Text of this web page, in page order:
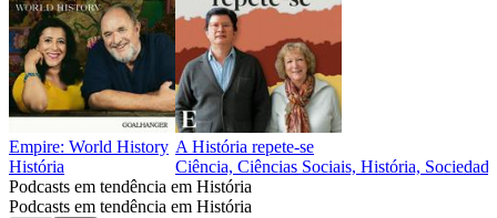
Empire: World History
História
A História repete-se
Ciência, Ciências Sociais, História,
Podcasts em tendência em História
Podcasts em tendência em História